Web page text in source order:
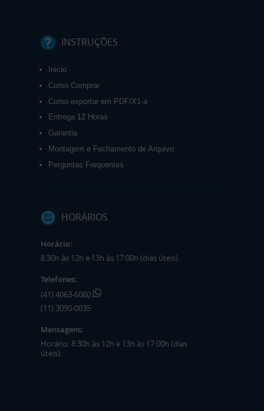
INSTRUÇÕES
Inicio
Como Comprar
Como exportar em PDF/X1-a
Entrega 12 Horas
Garantia
Montagem e Fechamento de Arquivo
Perguntas Frequentes
HORÁRIOS
Horário:
8:30h às 12h e 13h às 17:00h (dias úteis).
Telefones:
(41) 4063-6060
(11) 3090-0035
Mensagens:
Horário: 8:30h às 12h e 13h às 17:00h (dias
úteis).